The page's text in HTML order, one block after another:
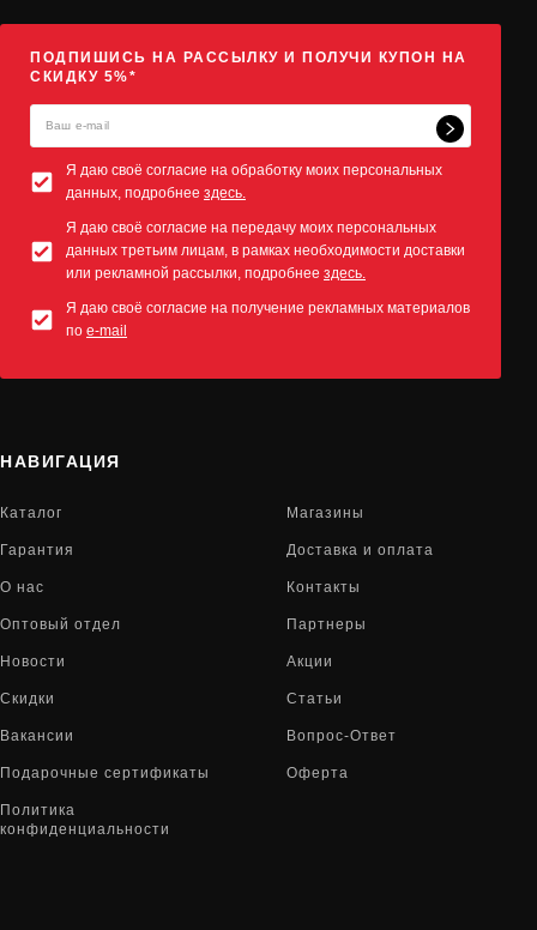
ПОДПИШИСЬ НА РАССЫЛКУ И ПОЛУЧИ КУПОН НА
СКИДКУ 5%*
Я даю своё согласие на обработку моих персональных
данных, подробнее здесь.
Я даю своё согласие на передачу моих персональных
данных третьим лицам, в рамках необходимости доставки
или рекламной рассылки, подробнее здесь.
Я даю своё согласие на получение рекламных материалов
по e-mail
НАВИГАЦИЯ
Каталог Магазины
Гарантия Доставка и оплата
О нас Контакты
Оптовый отдел Партнеры
Новости Акции
Скидки Статьи
Вакансии Вопрос-Ответ
Подарочные сертификаты Оферта
Политика
конфиденциальности